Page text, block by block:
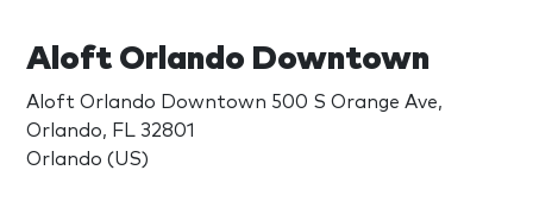
Aloft Orlando Downtown
Aloft Orlando Downtown 500 S Orange Ave,
Orlando, FL 32801
Orlando (US)